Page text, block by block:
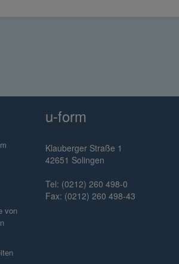
von
u-form
Klauberger Straße 1
42651 Solingen
Tel: (0212) 260 498-0
Fax: (0212) 260 498-43